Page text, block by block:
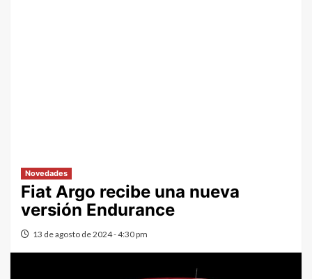
Novedades
Fiat Argo recibe una nueva
versión Endurance
13 de agosto de 2024 - 4:30 pm